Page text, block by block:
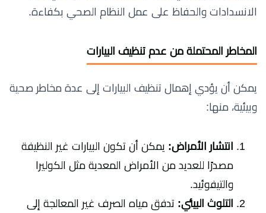
الانسدادات والحفاظ على عمل النظام الصحي بكفاءة.
المخاطر المحتملة من عدم تنظيف البيارات
يمكن أن يؤدي إهمال تنظيف البيارات إلى عدة مخاطر صحية
وبيئية، منها:
انتشار الأمراض: يمكن أن تكون البيارات غير النظيفة
مصدرًا للعديد من الأمراض المعدية مثل الكوليرا
والتيفوئيد.
التلوث البيئي: تدفق مياه الصرف غير المعالجة إلى